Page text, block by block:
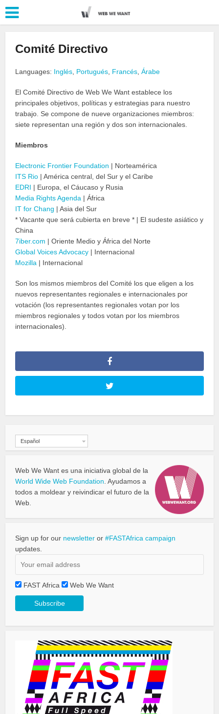
Comité Directivo
Languages: Inglés Portugués Francés ,Árabe
El Comité Directivo de Web We Want establece los
principales objetivos, políticas y estrategias para nuestro
trabajo. Se compone de nueve organizaciones miembros:
siete representan una región y dos son internacionales.
Miembros
Electronic Frontier Foundation | Norteamérica
ITS Rio | América central, del Sur y el Caribe
EDRI | Europa, el Cáucaso y Rusia
Media Rights Agenda | África
IT for Chang | Asia del Sur
* Vacante que será cubierta en breve * | El sudeste asiático y
China
7iber.com | Oriente Medio y África del Norte
Global Voices Advocacy | Internacional
Mozilla | Internacional
Son los mismos miembros del Comité los que eligen a los
nuevos representantes regionales e internacionales por
votación (los representantes regionales votan por los
miembros regionales y todos votan por los miembros
internacionales).
Español
Web We Want es una iniciativa global de la
World Wide Web Foundation . Ayudamos a
todos a moldear y reivindicar el futuro de la
Web.
Sign up for our newsletter or#FASTAfrica campaign
updates.
FAST Africa Web We Want